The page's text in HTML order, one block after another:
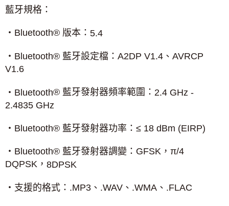
藍牙規格：
‧ Bluetooth® 版本： 5.4
‧ Bluetooth® 藍牙設定檔： A2DP V1.4 、 AVRCP
V1.6
‧ Bluetooth® 藍牙發射器頻率範圍： 2.4 GHz -
2.4835 GHz
‧ Bluetooth® 藍牙發射器功率： ≤ 18 dBm (EIRP)
‧ Bluetooth® 藍牙發射器調變： GFSK ，π/4
DQPSK ， 8DPSK
‧支援的格式： .MP3 、 .WAV 、 .WMA 、 .FLAC